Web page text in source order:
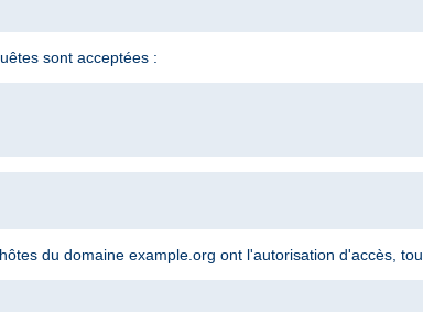
sont acceptées :
du domaine example.org ont l'autorisation d'accès,